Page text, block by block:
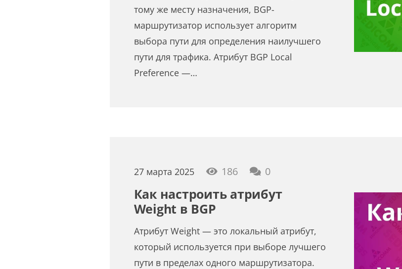
тому же месту назначения, BGP-
маршрутизатор использует алгоритм
выбора пути для определения наилучшего
пути для трафика. Атрибут BGP Local
Preference —…
27 марта 2025 186 0
Как настроить атрибут
Weight в BGP
Атрибут Weight — это локальный атрибут,
который используется при выборе лучшего
пути в пределах одного маршрутизатора.